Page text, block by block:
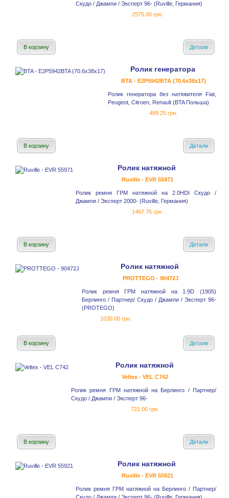
Скудо / Джампи / Эксперт 96- (Ruville, Германия)
2575.00 грн.
В корзину Детали
Ролик генератора
BTA - E2P5942BTA (70.6x38x17)
Ролик генератора без натяжителя Fiat,
Peugeot, Citroen, Renault (BTA Польша)
489.25 грн.
В корзину Детали
Ролик натяжной
Ruville - EVR 55971
Ролик ремня ГРМ натяжной на 2.0HDI Скудо /
Джампи / Эксперт 2000- (Ruville, Германия)
1467.75 грн.
В корзину Детали
Ролик натяжной
PROTTEGO - 90472J
Ролик ремня ГРМ натяжной на 1.9D (1905)
Берлинго / Партнер/ Скудо / Джампи / Эксперт 96-
(PROTEGO)
1030.00 грн.
В корзину Детали
Ролик натяжной
Veltex - VEL C742
Ролик ремня ГРМ натяжной на Берлинго / Партнер/
Скудо / Джампи / Эксперт 96-
721.00 грн.
В корзину Детали
Ролик натяжной
Ruville - EVR 55921
Ролик ремня ГРМ натяжной на Берлинго / Партнер/